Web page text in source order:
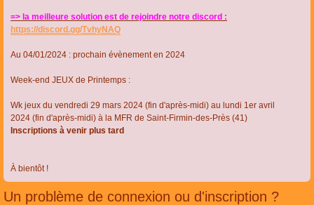
=> la meilleure solution est de rejoindre notre discord :
https://discord.gg/TvhyNAQ
Au 04/01/2024 : prochain évènement en 2024
Week-end JEUX de Printemps :
Wk jeux du vendredi 29 mars 2024 (fin d'après-midi) au lundi 1er avril
2024 (fin d'après-midi) à la MFR de Saint-Firmin-des-Près (41)
Inscriptions à venir plus tard
À bientôt !
Un problème de connexion ou d'inscription ?